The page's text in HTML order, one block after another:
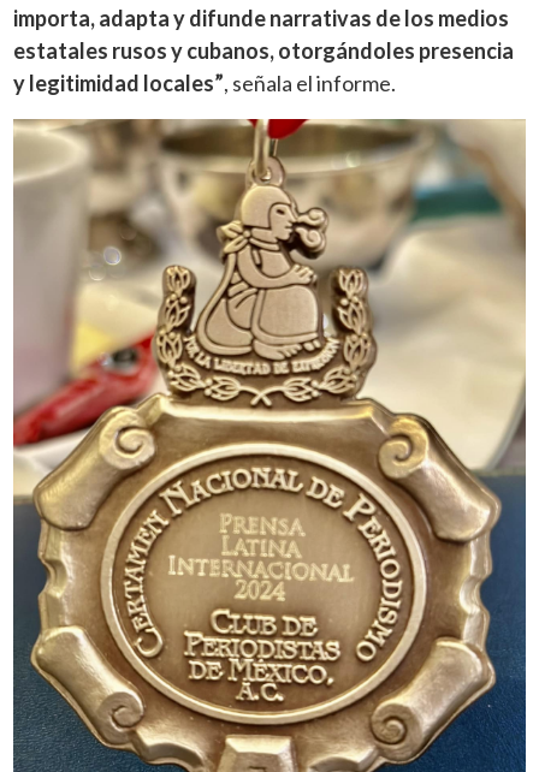
importa, adapta y difunde narrativas de los medios
estatales rusos y cubanos, otorgándoles presencia
y legitimidad locales”, señala el informe.